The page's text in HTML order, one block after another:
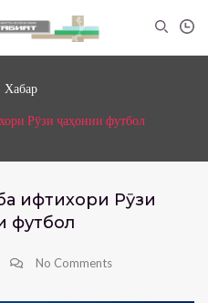
Хабар
Рӯзи ҷаҳонии футбол
ифтихори Рӯзи
футбол
No Comments